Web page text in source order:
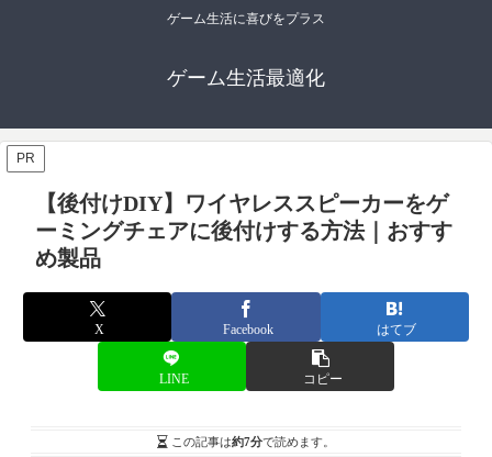
ゲーム生活に喜びをプラス
ゲーム生活最適化
PR
【後付けDIY】ワイヤレススピーカーをゲ
ーミングチェアに後付けする方法｜おすす
め製品
X Facebook はてブ
LINE コピー
この記事は約7分で読めます。